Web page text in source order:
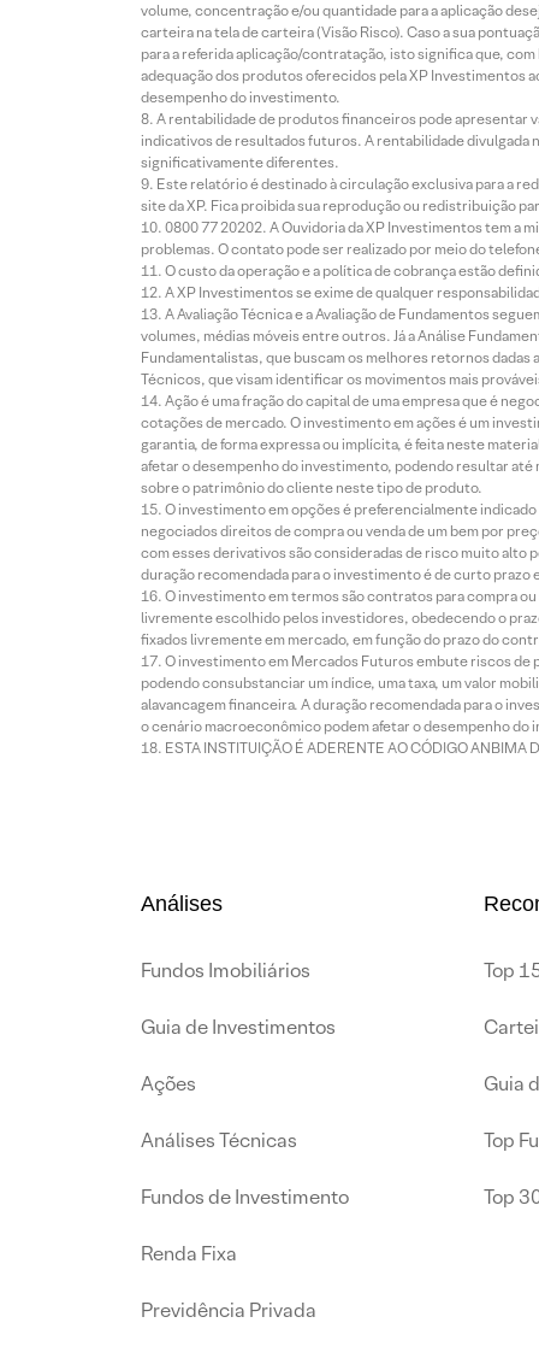
volume, concentração e/ou quantidade para a aplicação
carteira na tela de carteira (Visão Risco). Caso a sua
para a referida aplicação/contratação, isto significa que,
adequação dos produtos oferecidos pela XP Investimentos
desempenho do investimento.
A rentabilidade de produtos financeiros pode apresentar
indicativos de resultados futuros. A rentabilidade divulgada
significativamente diferentes.
Este relatório é destinado à circulação exclusiva para a
site da XP. Fica proibida sua reprodução ou redistribuição
0800 77 20202. A Ouvidoria da XP Investimentos tem a
problemas. O contato pode ser realizado por meio do
O custo da operação e a política de cobrança estão
A XP Investimentos se exime de qualquer
A Avaliação Técnica e a Avaliação de Fundamentos
volumes, médias móveis entre outros. Já a Análise
Fundamentalistas, que buscam os melhores retornos
Técnicos, que visam identificar os movimentos mais
Ação é uma fração do capital de uma empresa que é
cotações de mercado. O investimento em ações é um
garantia, de forma expressa ou implícita, é feita neste
afetar o desempenho do investimento, podendo resultar
sobre o patrimônio do cliente neste tipo de produto.
O investimento em opções é preferencialmente
negociados direitos de compra ou venda de um bem por
com esses derivativos são consideradas de risco muito alto
duração recomendada para o investimento é de curto
O investimento em termos são contratos para compra
livremente escolhido pelos investidores, obedecendo o
fixados livremente em mercado, em função do prazo do
O investimento em Mercados Futuros embute riscos
podendo consubstanciar um índice, uma taxa, um valor
alavancagem financeira. A duração recomendada para o
o cenário macroeconômico podem afetar o desempenho do
ESTA INSTITUIÇÃO É ADERENTE AO CÓDIGO ANBIMA
Análises
Fundos Imobiliários
Guia de Investimentos
Ações
Análises Técnicas
Fundos de Investimento
Renda Fixa
Previdência Privada
Top
Guia
Top
Top